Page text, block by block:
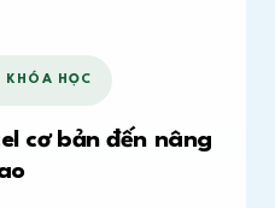
KHÓA HỌC
cơ bản đến nâng